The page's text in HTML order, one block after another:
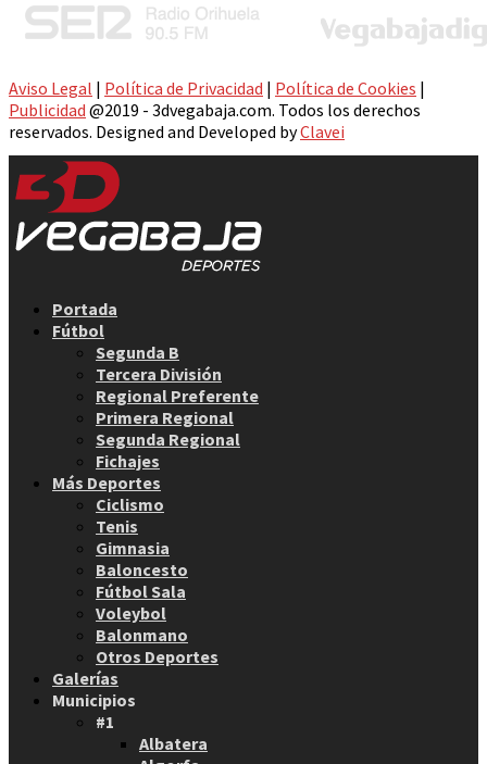
Aviso Legal | Política de Privacidad | Política de Cookies |
Publicidad @2019 - 3dvegabaja.com. Todos los derechos
reservados. Designed and Developed byClavei
Portada
Fútbol
Segunda B
Tercera División
Regional Preferente
Primera Regional
Segunda Regional
Fichajes
Más Deportes
Ciclismo
Tenis
Gimnasia
Baloncesto
Fútbol Sala
Voleybol
Balonmano
Otros Deportes
Galerías
Municipios
#1
Albatera